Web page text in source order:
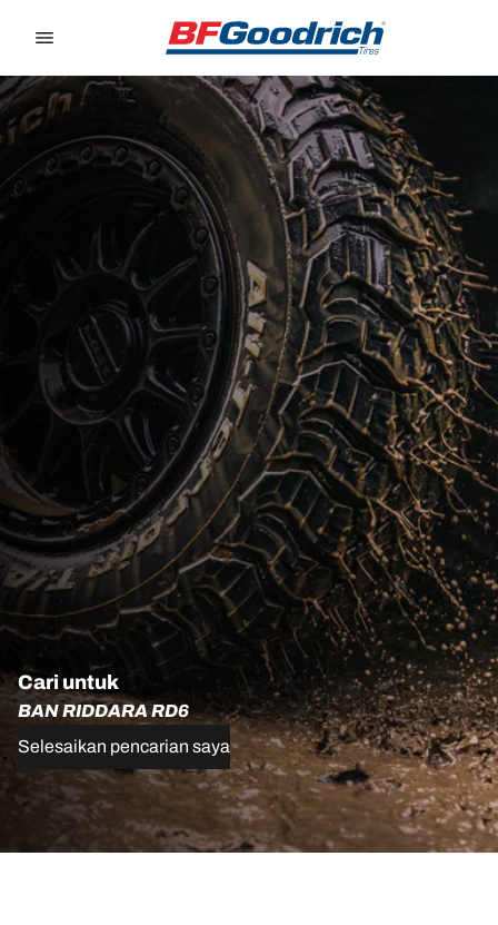
Cari untuk
BAN RIDDARA RD6
Selesaikan pencarian saya